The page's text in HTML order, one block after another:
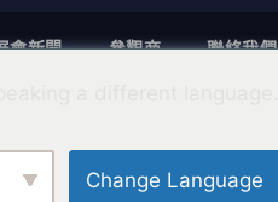
會新聞 參觀商 聯絡我們
Change Language